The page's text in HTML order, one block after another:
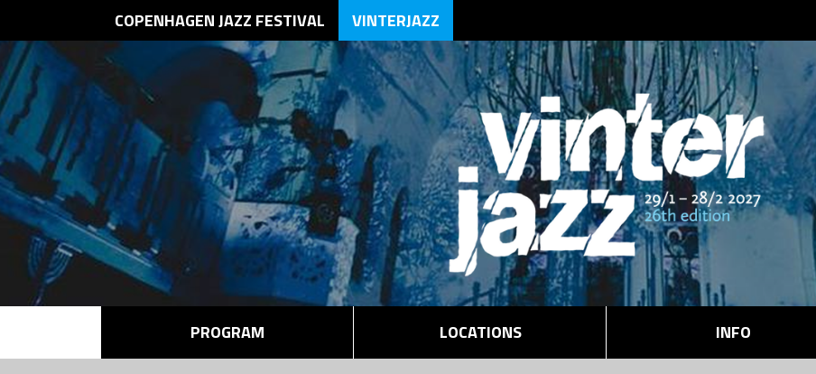
COPENHAGEN JAZZ FESTIVAL VINTERJAZZ
PROGRAM LOCATIONS INFO